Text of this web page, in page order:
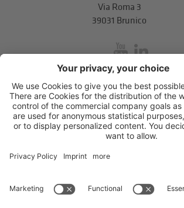
Via Roma 3
39031 Brunico
inService
Via di Mezzo ai Piani 5 ,39100 Bolzano.T
info@unione-bz.it
Impressum
Privacy